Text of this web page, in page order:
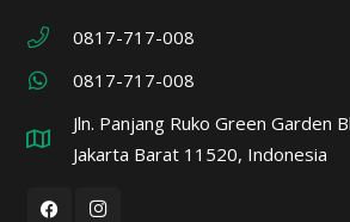
0817-717-008
0817-717-008
Jln. Panjang Ruko Green Garden
Jakarta Barat 11520, Indonesia